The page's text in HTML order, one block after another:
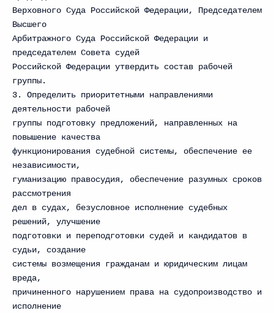
Верховного Суда Российской Федерации, Председателем
Высшего
Арбитражного Суда Российской Федерации и
председателем Совета судей
Российской Федерации утвердить состав рабочей
группы.
3. Определить приоритетными направлениями
деятельности рабочей
группы подготовку предложений, направленных на
повышение качества
функционирования судебной системы, обеспечение ее
независимости,
гуманизацию правосудия, обеспечение разумных сроков
рассмотрения
дел в судах, безусловное исполнение судебных
решений, улучшение
подготовки и переподготовки судей и кандидатов в
судьи, создание
системы возмещения гражданам и юридическим лицам
вреда,
причиненного нарушением права на судопроизводство и
исполнение